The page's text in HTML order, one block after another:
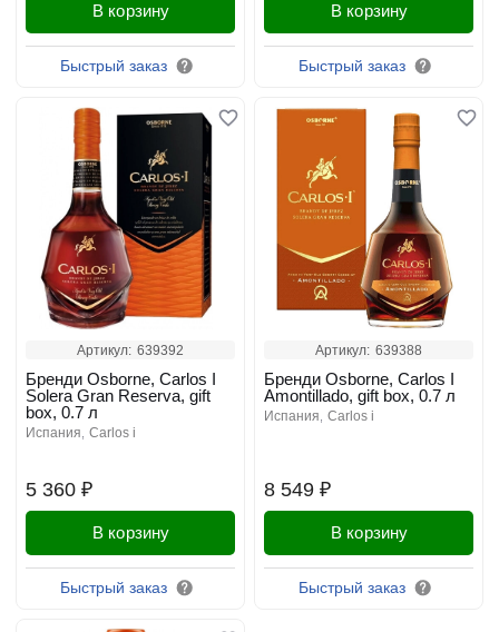
В корзину
Быстрый заказ
В корзину
Быстрый заказ
Артикул: 639392
5 360 ₽
Бренди Osborne, Carlos I
Solera Gran Reserva, gift
box, 0.7 л
испания carlos i
В корзину
Быстрый заказ
Артикул: 639388
8 549 ₽
Бренди Osborne, Carlos I
Amontillado, gift box, 0.7 л
испания carlos i
В корзину
Быстрый заказ